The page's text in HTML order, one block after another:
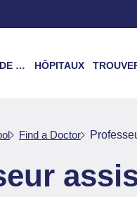
HÔPITAUX TROUVER UN
Find a Doctor